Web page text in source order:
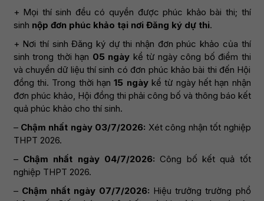
+ Mọi thí sinh đều có quyền được phúc khảo bài thi; thí
sinh nộp đơn phúc khảo tại nơi Đăng ký dự thi.
+ Nơi thí sinh Đăng ký dự thi nhận đơn phúc khảo của thí
sinh trong thời hạn 05 ngày kể từ ngày công bố điểm thi
và chuyển dữ liệu thí sinh có đơn phúc khảo bài thi đến Hội
đồng thi. Trong thời hạn15 ngàykể từ ngày hết hạn nhận
đơn phúc khảo, Hội đồng thi phải công bố và thông báo kết
quả phúc khảo cho thí sinh.
– Chậm nhất ngày 03/7/2026: Xét công nhận tốt nghiệp
THPT 2026.
– Chậm nhất ngày 04/7/2026: Công bố kết quả tốt
nghiệp THPT 2026.
– Chậm nhất ngày 07/7/2026: Hiệu trưởng trường phổ